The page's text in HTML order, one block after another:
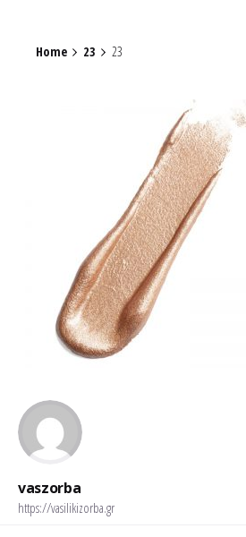
Home 23 23
vaszorba
https://vasilikizorba.gr